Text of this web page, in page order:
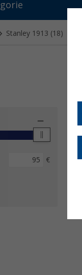
Stanley 1913 (18)
€